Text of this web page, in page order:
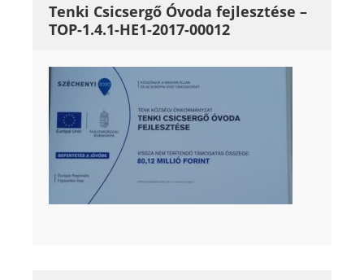
Tenki Csicsergő Óvoda fejlesztése –
TOP-1.4.1-HE1-2017-00012